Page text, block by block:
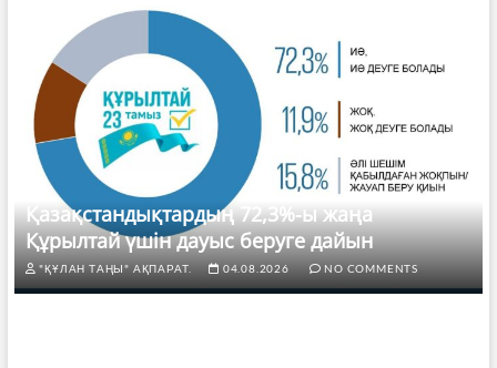
Қазақстандықтардың 72,3%-ы жаңа
Құрылтай үшін дауыс беруге дайын
"ҚҰЛАН ТАҢЫ" АҚПАРАТ. 04.08.2026 NO COMMENTS